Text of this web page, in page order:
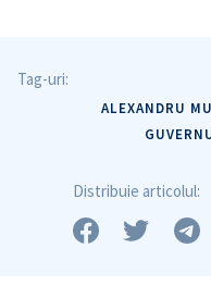
Tag-uri:
ALEXANDRU
Distribuie articolul: